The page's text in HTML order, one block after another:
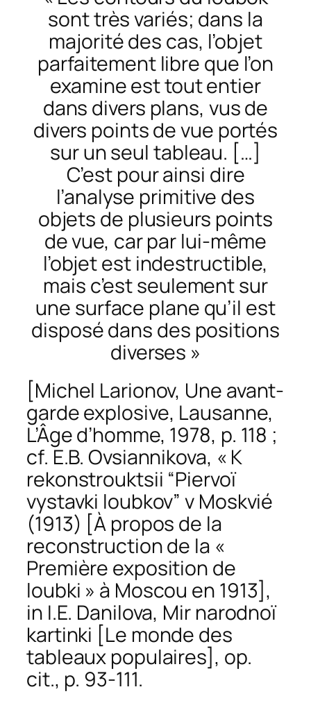
sont très variés; dans la
majorité des cas, l’objet
parfaitement libre que l’on
examine est tout entier
dans divers plans, vus de
divers points de vue portés
sur un seul tableau. […]
C’est pour ainsi dire
l’analyse primitive des
objets de plusieurs points
de vue, car par lui-même
l’objet est indestructible,
mais c’est seulement sur
une surface plane qu’il est
disposé dans des positions
diverses »
[Michel Larionov, Une avant-
garde explosive, Lausanne,
L’Âge d’homme, 1978, p. 118 ;
cf. E.B. Ovsiannikova, « K
rekonstrouktsii “Piervoï
vystavki loubkov” v Moskvié
(1913) [À propos de la
reconstruction de la «
Première exposition de
loubki » à Moscou en 1913],
in I.E. Danilova, Mir narodnoï
kartinki [Le monde des
tableaux populaires], op.
cit., p. 93-111.